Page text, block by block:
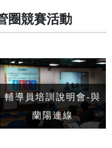
圈競賽活動
輔導員培訓說明會-與
蘭陽連線